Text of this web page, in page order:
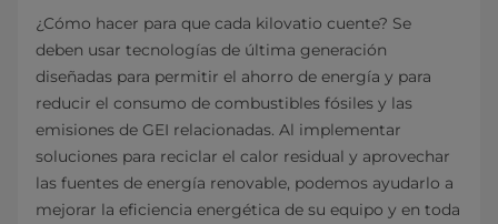
¿Cómo hacer para que cada kilovatio cuente? Se
deben usar tecnologías de última generación
diseñadas para permitir el ahorro de energía y para
reducir el consumo de combustibles fósiles y las
emisiones de GEI relacionadas. Al implementar
soluciones para reciclar el calor residual y aprovechar
las fuentes de energía renovable, podemos ayudarlo a
mejorar la eficiencia energética de su equipo y en toda